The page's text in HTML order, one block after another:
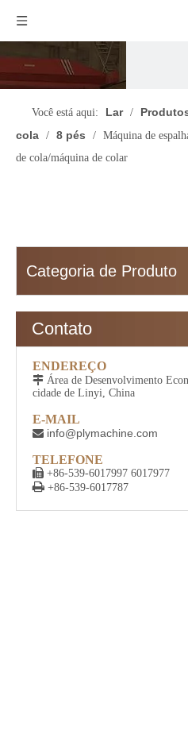
Você está aqui: Lar /
cola / 8 pés / Máquina de
de cola/máquina de colar
Categoria de Produto
Contato
ENDEREÇO
 Área de Desenvolvimento
cidade de Linyi, China
E-MAIL
 info@plymachine.com
TELEFONE
 +86-539-6017997 6017977
 +86-539-6017787